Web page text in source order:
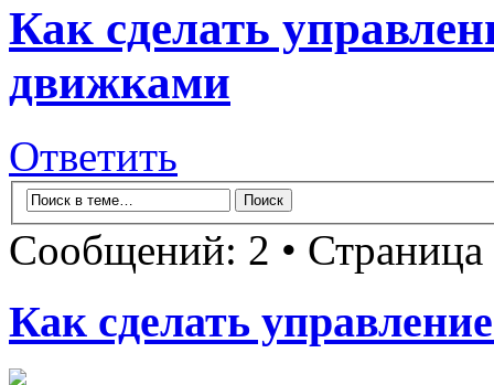
Как сделать
движками
Ответить
Сообщений: 2 • Страница
Как сделать